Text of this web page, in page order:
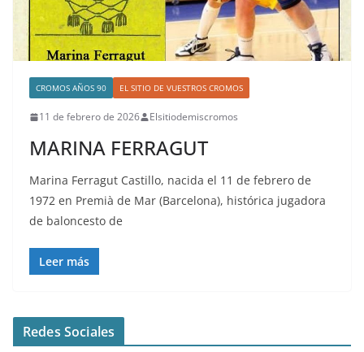
CROMOS AÑOS 90 EL SITIO DE VUESTROS CROMOS
11 de febrero de 2026 Elsitiodemiscromos
MARINA FERRAGUT
Marina Ferragut Castillo, nacida el 11 de febrero de
1972 en Premià de Mar (Barcelona), histórica jugadora
de baloncesto de
Leer más
Redes Sociales